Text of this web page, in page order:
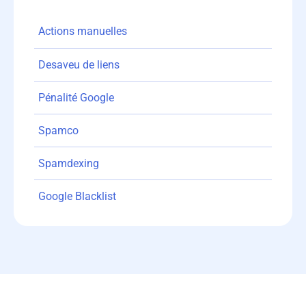
Actions manuelles
Desaveu de liens
Pénalité Google
Spamco
Spamdexing
Google Blacklist